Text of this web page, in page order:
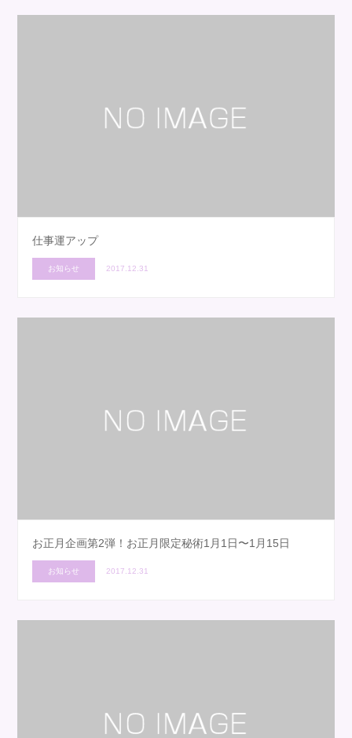
仕事運アップ
お知らせ 2017.12.31
お正月企画第2弾！お正月限定秘術1月1日〜1月15日
お知らせ 2017.12.31